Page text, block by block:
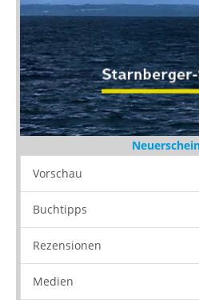
Vorschau
Buchtipps
Rezensionen
Medien